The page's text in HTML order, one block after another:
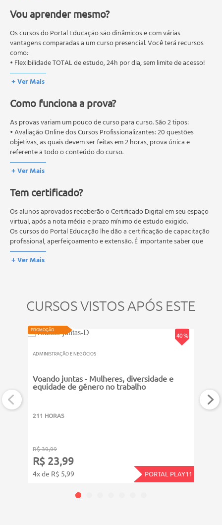
O MEC (Ministério da Educação), trata da política nacional de
educação em geral, mas autoriza apenas cursos de graduação e
pós-graduação. Os cursos técnicos e profissionalizantes são
autorizados pelas Secretarias Estaduais de Educação.
Vou aprender mesmo?
Os cursos do Portal Educação são dinâmicos e com várias
vantagens comparadas a um curso presencial. Você terá recursos
como:
• Flexibilidade TOTAL de estudo, 24h por dia, sem limite de acesso!
+ Ver Mais
Como funciona a prova?
As provas variam um pouco de curso para curso. São 2 tipos:
• Avaliação Online dos Cursos Profissionalizantes: 20 questões
objetivas, as quais devem ser feitas em 2 horas, prova única e
referente a todo o conteúdo do curso.
• Avaliação Online dos Cursos Livres: 10 questões objetivas, as quais
devem ser feitas em 1 hora, prova única e referente a todo o
Os estudos, atividades e avaliações devem ser feitos dentro do
A média final deve ser igual ou superior a 60%para a conclusão e
recebimento do certificado digital do curso. Em caso de reprovação,
o aluno poderá realizar novamente a prova dentro do período do
curso quantas vezes desejar. Os cursos gratuitos não possuem nova
prova, atividades reflexivas e descritivas.
+ Ver Mais
Tem certificado?
Os alunos aprovados receberão o Certificado Digital em seu espaço
virtual, após a nota média e prazo mínimo de estudo exigido.
Os cursos do Portal Educação lhe dão a certificação de capacitação
profissional, aperfeiçoamento e extensão. É importante saber que
esses títulos não se equivalem às certificações de cursos técnicos ou
de formação escolar, e não dão o direito de assumir
+ Ver Mais
CURSOS VISTOS APÓS ESTE
40 %
PROMOÇÃO
ADMINISTRAÇÃO E NEGÓCIOS
Voando juntas - Mulheres, diversidade e
equidade de gênero no trabalho
211 HORAS
R$ 39,99
R$ 23,99
4x de R$ 5,99 PORTAL PLAY11